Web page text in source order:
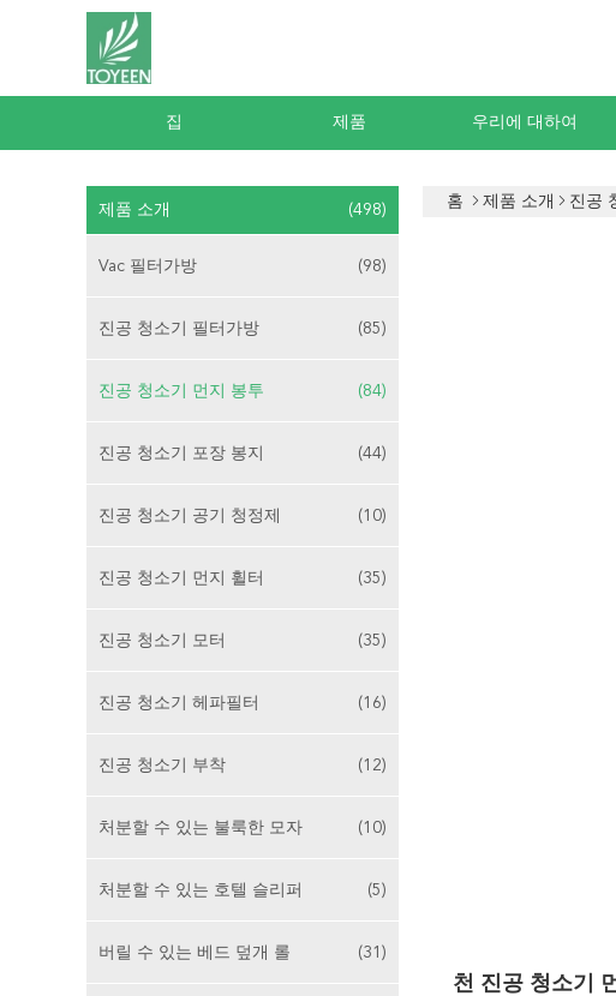
집 제품 우리에 대하여
제품 소개 (498)
Vac 필터가방 (98)
진공 청소기 필터가방 (85)
진공 청소기 먼지 봉투 (84)
진공 청소기 포장 봉지 (44)
진공 청소기 공기 청정제 (10)
진공 청소기 먼지 휠터 (35)
진공 청소기 모터 (35)
진공 청소기 헤파필터 (16)
진공 청소기 부착 (12)
처분할 수 있는 불룩한 모자 (10)
처분할 수 있는 호텔 슬리퍼 (5)
버릴 수 있는 베드 덮개 롤 (31)
홈 제품 소개 진공
천 진공 청소기